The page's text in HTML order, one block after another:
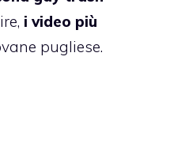
i video più
pugliese.